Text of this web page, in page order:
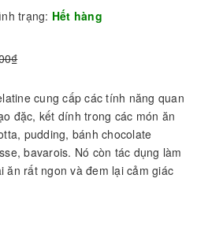
trạng: Hết hàng
cung cấp các tính năng quan
đặc, kết dính trong các món ăn
pudding, bánh chocolate
bavarois. Nó còn tác dụng làm
ăn rất ngon và đem lại cảm giác